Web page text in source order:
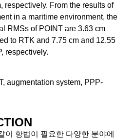
respectively. From the results of
in a maritime environment, the
RMSs of POINT are 3.63 cm
to RTK and 7.75 cm and 12.55
respectively.
augmentation system, PPP-
이 항법이 필요한 다양한 분야에